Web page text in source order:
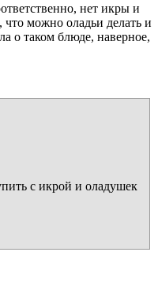
нет икры и
можно оладьи делать и
о таком блюде, наверное,
с икрой и оладушек